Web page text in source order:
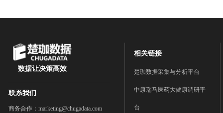
相关链接
楚珈数据采集与分析平台
中康瑞马医药大健康调研平
台
联系我们
商务合作：marketing@chugadata.com
数据让决策高效